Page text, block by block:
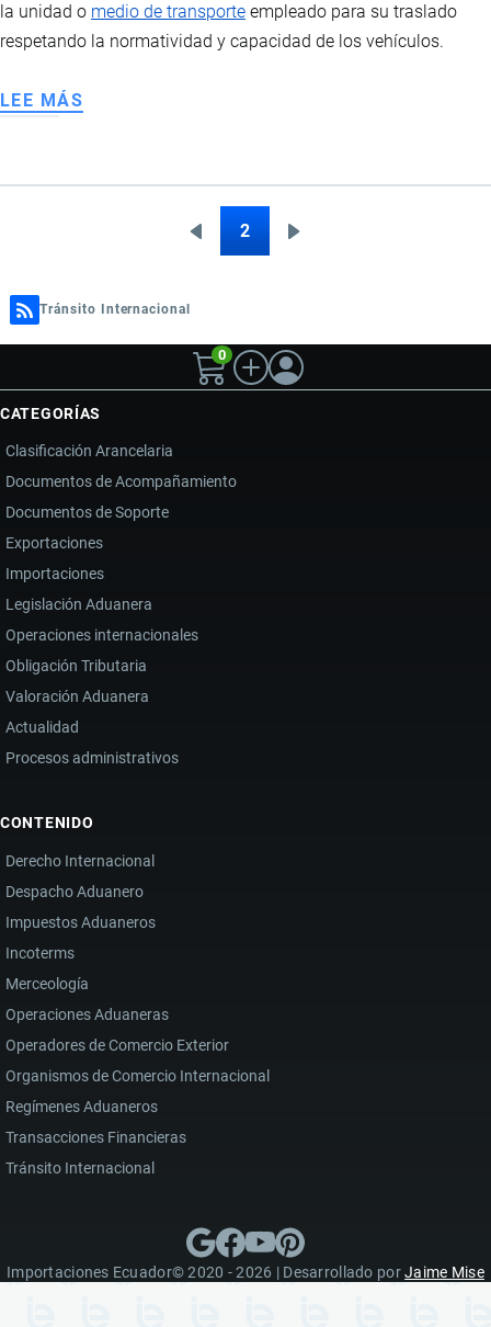
la unidad o medio de transporte empleado para su traslado
respetando la normatividad y capacidad de los vehículos.
LEE MÁS
CARGA
Página
2
Tránsito Internacional
0
CATEGORÍAS
Clasificación Arancelaria
Documentos de Acompañamiento
Documentos de Soporte
Exportaciones
Importaciones
Legislación Aduanera
Operaciones internacionales
Obligación Tributaria
Valoración Aduanera
Actualidad
Procesos administrativos
CONTENIDO
Derecho Internacional
Despacho Aduanero
Impuestos Aduaneros
Incoterms
Merceología
Operaciones Aduaneras
Operadores de Comercio Exterior
Organismos de Comercio Internacional
Regímenes Aduaneros
Transacciones Financieras
Tránsito Internacional
Importaciones Ecuador© 2020 - 2026 | Desarrollado porJaime Mise